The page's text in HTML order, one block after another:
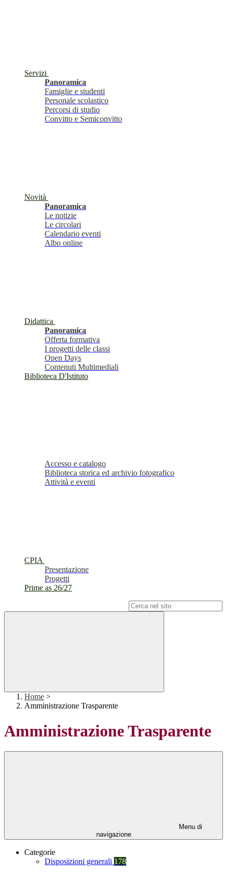
Servizi
Panoramica
Famiglie e studenti
Personale scolastico
Percorsi di studio
Convitto e Semiconvitto
Novità
Panoramica
Le notizie
Le circolari
Calendario eventi
Albo online
Didattica
Panoramica
Offerta formativa
I progetti delle classi
Open Days
Contenuti Multimediali
Biblioteca D'Istituto
Accesso e catalogo
Biblioteca storica ed archivio fotografico
Attività e eventi
CPIA
Presentazione
Progetti
Prime as 26/27
Home >
Amministrazione Trasparente
Amministrazione Trasparente
Menu di
navigazione
Categorie
Disposizioni generali 178